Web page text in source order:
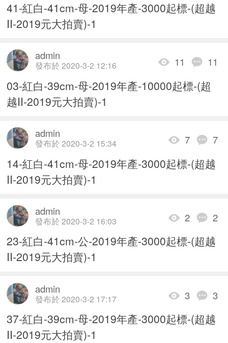
41-紅白-41cm-母-2019年產-3000起標-(超越
II-2019元大拍賣)-1
11 11
admin
發布於 2020-3-2 12:16
03-紅白-39cm-母-2019年產-10000起標-(超
越II-2019元大拍賣)-1
7 7
admin
發布於 2020-3-2 15:34
14-紅白-41cm-母-2019年產-3000起標-(超越
II-2019元大拍賣)-1
2 2
admin
發布於 2020-3-2 16:03
23-紅白-41cm-公-2019年產-3000起標-(超越
II-2019元大拍賣)-1
3 3
admin
發布於 2020-3-2 17:17
37-紅白-39cm-母-2019年產-3000起標-(超越
II-2019元大拍賣)-1